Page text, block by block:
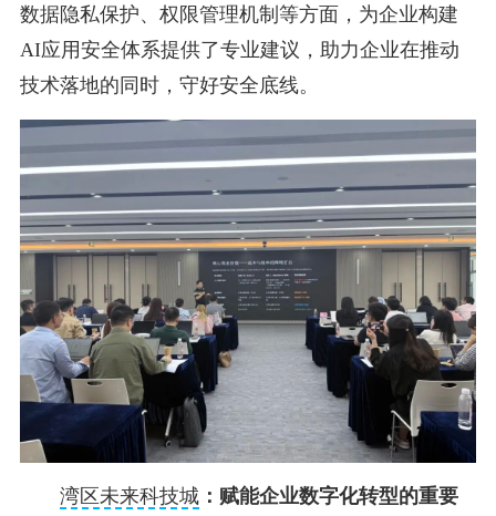
数据隐私保护、权限管理机制等方面，为企业构建
AI应用安全体系提供了专业建议，助力企业在推动
技术落地的同时，守好安全底线。
湾区未来科技城：赋能企业数字化转型的重要